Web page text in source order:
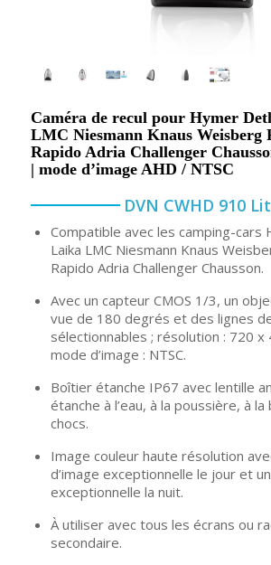
Caméra de recul pour Hymer
LMC Niesmann Knaus Weisberg
Rapido Adria Challenger
| mode d’image AHD / NTSC
DVN CWHD 910
Compatible avec les camping-cars
Laika LMC Niesmann Knaus
Rapido Adria Challenger Chausson.
Avec un capteur CMOS 1/3, un
vue de 180 degrés et des lignes
sélectionnables ; résolution : 720 x
mode d’image : NTSC.
Boîtier étanche IP67 avec lentille
étanche à l’eau, à la poussière, à
chocs.
Image couleur haute résolution
d’image exceptionnelle le jour et
exceptionnelle la nuit.
À utiliser avec tous les écrans ou
secondaire.